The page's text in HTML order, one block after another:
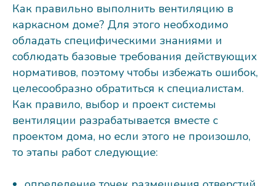
Как правильно выполнить вентиляцию в
каркасном доме? Для этого необходимо
обладать специфическими знаниями и
соблюдать базовые требования действующих
нормативов, поэтому чтобы избежать ошибок,
целесообразно обратиться к специалистам.
Как правило, выбор и проект системы
вентиляции разрабатывается вместе с
проектом дома, но если этого не произошло,
то этапы работ следующие: